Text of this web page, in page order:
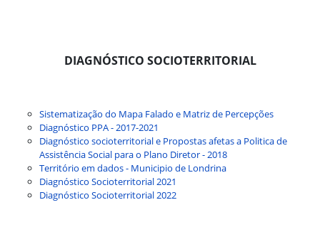
DIAGNÓSTICO SOCIOTERRITORIAL
Sistematização do Mapa Falado e Matriz de Percepções
Diagnóstico PPA - 2017-2021
Diagnóstico socioterritorial e Propostas afetas a Politica de
Assistência Social para o Plano Diretor - 2018
Território em dados - Municipio de Londrina
Diagnóstico Socioterritorial 2021
Diagnóstico Socioterritorial 2022